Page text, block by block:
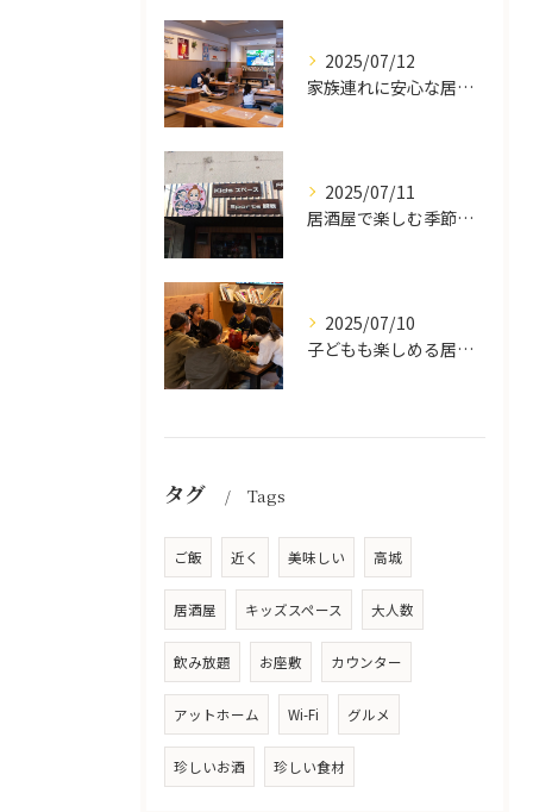
2025/07/12
家族連れに安心な居酒屋体験
2025/07/11
居酒屋で楽しむ季節の味覚と生中継スポーツ観戦
2025/07/10
子どもも楽しめる居酒屋の魅力
タグ Tags
ご飯 近く 美味しい 高城
居酒屋 キッズスペース 大人数
飲み放題 お座敷 カウンター
アットホーム Wi-Fi グルメ
珍しいお酒 珍しい食材